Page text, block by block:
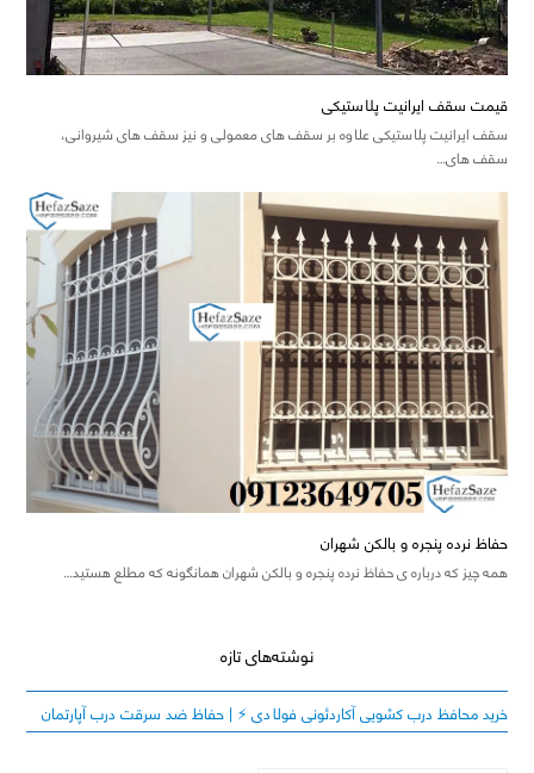
قیمت سقف ایرانیت پلاستیکی
سقف ایرانیت پلاستیکی علاوه بر سقف های معمولی و نیز سقف های شیروانی،
سقف های…
حفاظ نرده پنجره و بالکن شهران
همه چیز که درباره ی حفاظ نرده پنجره و بالکن شهران همانگونه که مطلع هستید…
نوشته‌های تازه
خرید محافظ درب کشویی آکاردئونی فولادی ⚡️ | حفاظ ضد سرقت درب آپارتمان